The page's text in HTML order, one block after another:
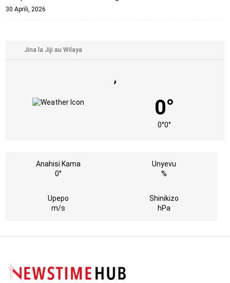
30 Aprili, 2026
,
0°
0°0°
Anahisi Kama
0°
Unyevu
%
Upepo
m/s
Shinikizo
hPa